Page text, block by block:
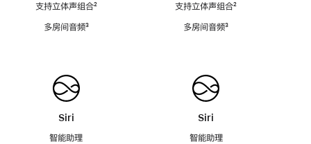
支持立体声组合脚
²
多房间音频脚
³
Siri
智能助理
支持立体声组合脚
²
多房间音频脚
³
Siri
智能助理